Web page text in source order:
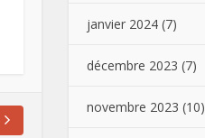
janvier 2024 (7)
décembre 2023 (7)
novembre 2023 (10)